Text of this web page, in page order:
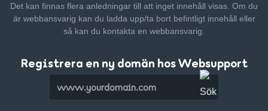
Det kan finnas flera anledningar till att inget innehåll visas. Om du
är webbansvarig kan du ladda upp/ta bort befintligt innehåll eller
så kan du kontakta en webbansvarig.
Registrera en ny domän hos Websupport